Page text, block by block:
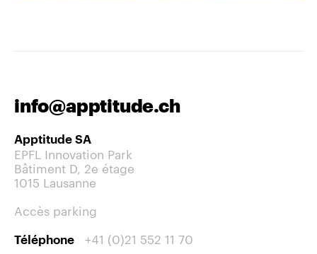
info@apptitude.ch
Apptitude SA
EPFL Innovation Park
Bâtiment D, 2e étage
1015 Lausanne
Accès parking
Téléphone +41 (0)21 552 11 70